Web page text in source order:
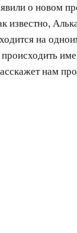
о новом
известно,
на
нам